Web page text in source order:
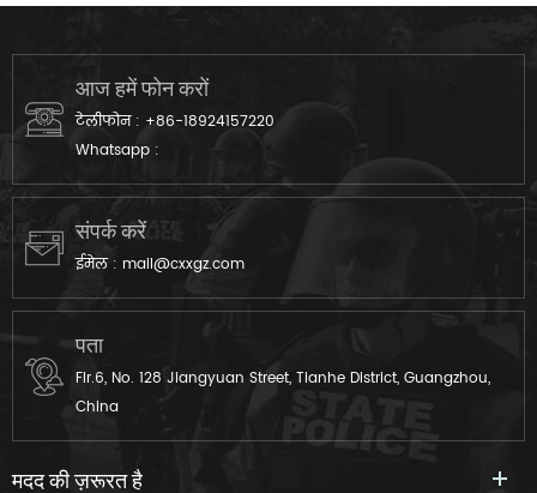
आज हमें फोन करों
टेलीफोन : +86-18924157220
Whatsapp :
संपर्क करें
ईमेल : mail@cxxgz.com
पता
Flr.6, No. 128 Jiangyuan Street, Tianhe District, Guangzhou,
China
मदद की ज़रूरत है